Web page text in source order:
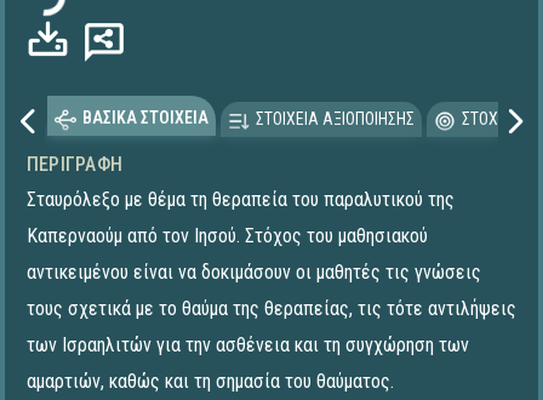
ΒΑΣΙΚΑ ΣΤΟΙΧΕΙΑ ΣΤΟΙΧΕΙΑ ΑΞΙΟΠΟΙΗΣΗΣ
ΠΕΡΙΓΡΑΦΉ
Σταυρόλεξο με θέμα τη θεραπεία του παραλυτικού της
Καπερναούμ από τον Ιησού. Στόχος του μαθησιακού
αντικειμένου είναι να δοκιμάσουν οι μαθητές τις γνώσεις
τους σχετικά με το θαύμα της θεραπείας, τις τότε αντιλήψεις
των Ισραηλιτών για την ασθένεια και τη συγχώρηση των
αμαρτιών, καθώς και τη σημασία του θαύματος.